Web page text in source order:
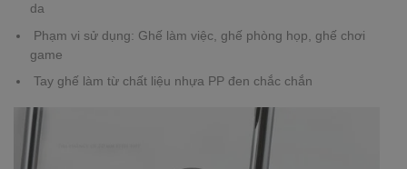
da
Phạm vi sử dụng: Ghế làm việc, ghế phòng họp, ghế chơi
game
Tay ghế làm từ chất liệu nhựa PP đen chắc chắn